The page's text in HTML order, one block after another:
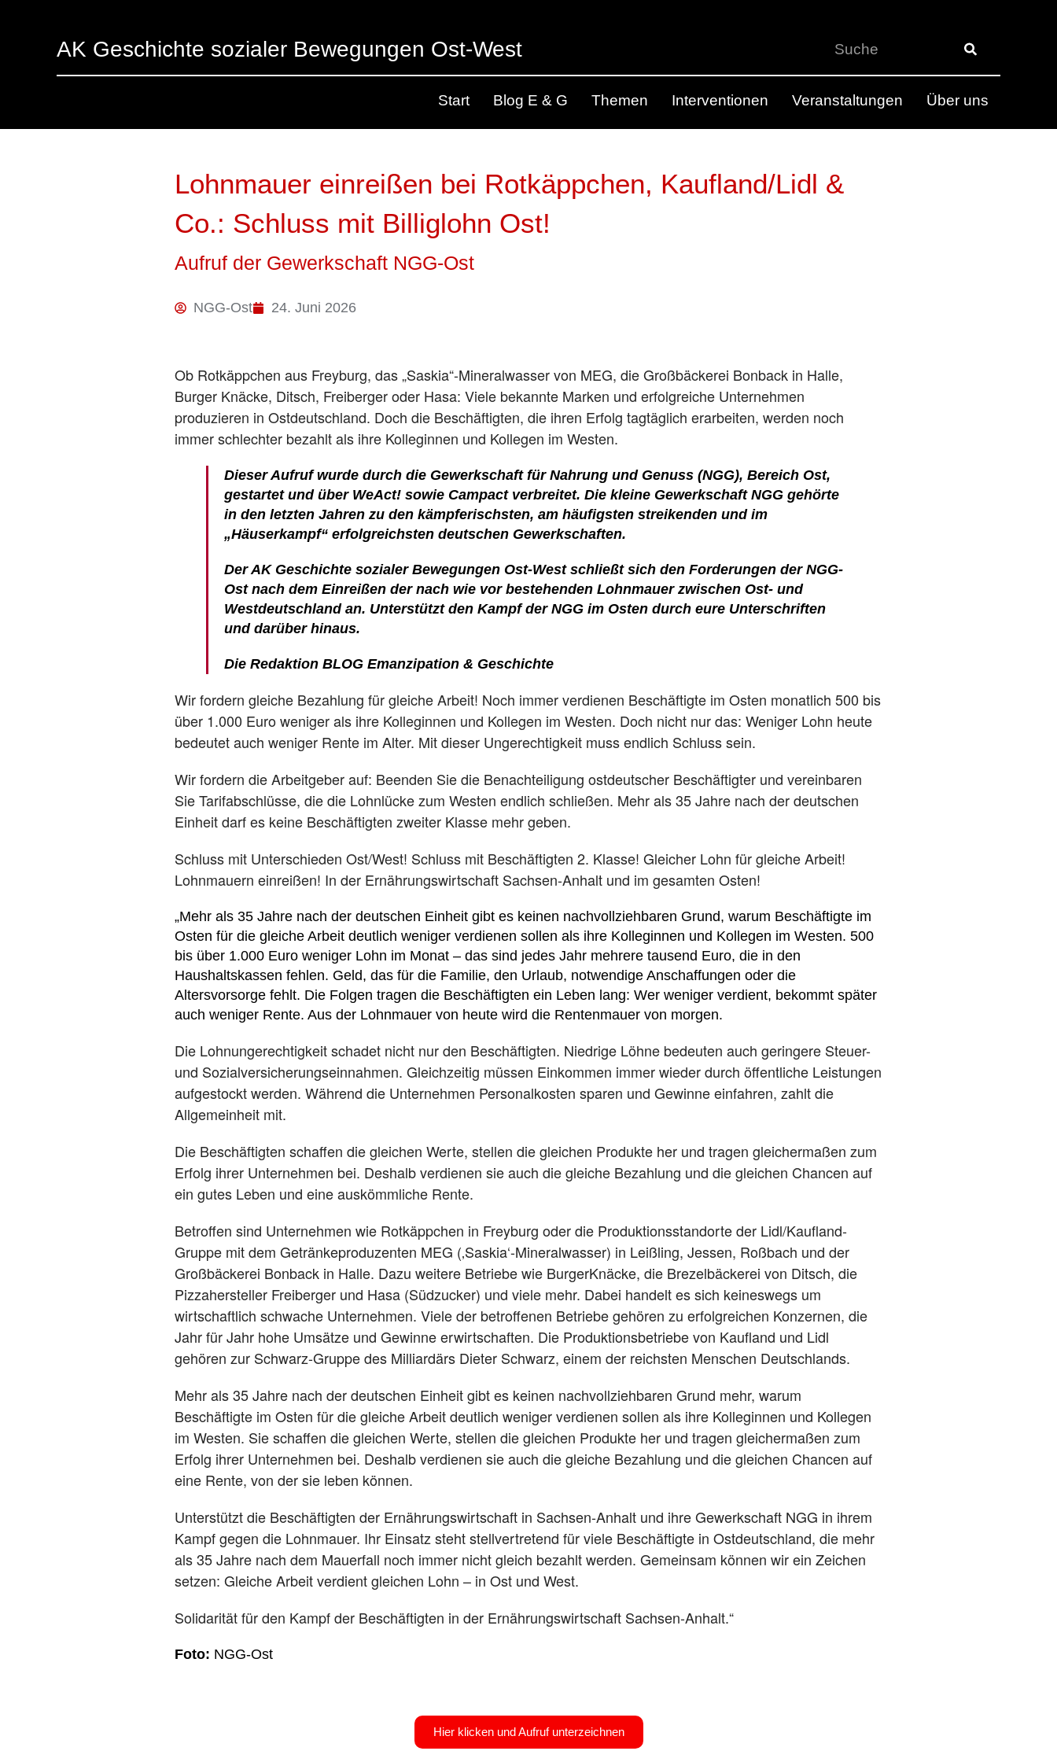
AK Geschichte sozialer Bewegungen Ost-West
Start Blog E & G Themen Interventionen Veranstaltungen Über uns
Lohnmauer einreißen bei Rotkäppchen, Kaufland/Lidl &
Co.: Schluss mit Billiglohn Ost!
Aufruf der Gewerkschaft NGG-Ost
NGG-Ost 24. Juni 2026
Ob Rotkäppchen aus Freyburg, das „Saskia“-Mineralwasser von MEG, die Großbäckerei Bonback in Halle,
Burger Knäcke, Ditsch, Freiberger oder Hasa: Viele bekannte Marken und erfolgreiche Unternehmen
produzieren in Ostdeutschland. Doch die Beschäftigten, die ihren Erfolg tagtäglich erarbeiten, werden noch
immer schlechter bezahlt als ihre Kolleginnen und Kollegen im Westen.
Dieser Aufruf wurde durch die Gewerkschaft für Nahrung und Genuss (NGG), Bereich Ost,
gestartet und über WeAct! sowie Campactverbreitet. Die kleine Gewerkschaft NGG gehörte
in den letzten Jahren zu den kämpferischsten, am häufigsten streikenden und im
„Häuserkampf“ erfolgreichsten deutschen Gewerkschaften.
Der AK Geschichte sozialer Bewegungen Ost-West schließt sich den Forderungen der NGG-
Ost nach dem Einreißen der nach wie vor bestehenden Lohnmauer zwischen Ost- und
Westdeutschland an. Unterstützt den Kampf der NGG im Osten durch eure Unterschriften
und darüber hinaus.
Die Redaktion BLOG Emanzipation & Geschichte
Wir fordern gleiche Bezahlung für gleiche Arbeit! Noch immer verdienen Beschäftigte im Osten monatlich 500 bis
über 1.000 Euro weniger als ihre Kolleginnen und Kollegen im Westen. Doch nicht nur das: Weniger Lohn heute
bedeutet auch weniger Rente im Alter. Mit dieser Ungerechtigkeit muss endlich Schluss sein.
Wir fordern die Arbeitgeber auf: Beenden Sie die Benachteiligung ostdeutscher Beschäftigter und vereinbaren
Sie Tarifabschlüsse, die die Lohnlücke zum Westen endlich schließen. Mehr als 35 Jahre nach der deutschen
Einheit darf es keine Beschäftigten zweiter Klasse mehr geben.
Schluss mit Unterschieden Ost/West! Schluss mit Beschäftigten 2. Klasse! Gleicher Lohn für gleiche Arbeit!
Lohnmauern einreißen! In der Ernährungswirtschaft Sachsen-Anhalt und im gesamten Osten!
„Mehr als 35 Jahre nach der deutschen Einheit gibt es keinen nachvollziehbaren Grund, warum Beschäftigte im
Osten für die gleiche Arbeit deutlich weniger verdienen sollen als ihre Kolleginnen und Kollegen im Westen. 500
bis über 1.000 Euro weniger Lohn im Monat – das sind jedes Jahr mehrere tausend Euro, die in den
Haushaltskassen fehlen. Geld, das für die Familie, den Urlaub, notwendige Anschaffungen oder die
Altersvorsorge fehlt. Die Folgen tragen die Beschäftigten ein Leben lang: Wer weniger verdient, bekommt später
auch weniger Rente. Aus der Lohnmauer von heute wird die Rentenmauer von morgen.
Die Lohnungerechtigkeit schadet nicht nur den Beschäftigten. Niedrige Löhne bedeuten auch geringere Steuer-
und Sozialversicherungseinnahmen. Gleichzeitig müssen Einkommen immer wieder durch öffentliche Leistungen
aufgestockt werden. Während die Unternehmen Personalkosten sparen und Gewinne einfahren, zahlt die
Allgemeinheit mit.
Die Beschäftigten schaffen die gleichen Werte, stellen die gleichen Produkte her und tragen gleichermaßen zum
Erfolg ihrer Unternehmen bei. Deshalb verdienen sie auch die gleiche Bezahlung und die gleichen Chancen auf
ein gutes Leben und eine auskömmliche Rente.
Betroffen sind Unternehmen wie Rotkäppchen in Freyburg oder die Produktionsstandorte der Lidl/Kaufland-
Gruppe mit dem Getränkeproduzenten MEG (‚Saskia‘-Mineralwasser) in Leißling, Jessen, Roßbach und der
Großbäckerei Bonback in Halle. Dazu weitere Betriebe wie BurgerKnäcke, die Brezelbäckerei von Ditsch, die
Pizzahersteller Freiberger und Hasa (Südzucker) und viele mehr. Dabei handelt es sich keineswegs um
wirtschaftlich schwache Unternehmen. Viele der betroffenen Betriebe gehören zu erfolgreichen Konzernen, die
Jahr für Jahr hohe Umsätze und Gewinne erwirtschaften. Die Produktionsbetriebe von Kaufland und Lidl
gehören zur Schwarz-Gruppe des Milliardärs Dieter Schwarz, einem der reichsten Menschen Deutschlands.
Mehr als 35 Jahre nach der deutschen Einheit gibt es keinen nachvollziehbaren Grund mehr, warum
Beschäftigte im Osten für die gleiche Arbeit deutlich weniger verdienen sollen als ihre Kolleginnen und Kollegen
im Westen. Sie schaffen die gleichen Werte, stellen die gleichen Produkte her und tragen gleichermaßen zum
Erfolg ihrer Unternehmen bei. Deshalb verdienen sie auch die gleiche Bezahlung und die gleichen Chancen auf
eine Rente, von der sie leben können.
Unterstützt die Beschäftigten der Ernährungswirtschaft in Sachsen-Anhalt und ihre Gewerkschaft NGG in ihrem
Kampf gegen die Lohnmauer. Ihr Einsatz steht stellvertretend für viele Beschäftigte in Ostdeutschland, die mehr
als 35 Jahre nach dem Mauerfall noch immer nicht gleich bezahlt werden. Gemeinsam können wir ein Zeichen
setzen: Gleiche Arbeit verdient gleichen Lohn – in Ost und West.
Solidarität für den Kampf der Beschäftigten in der Ernährungswirtschaft Sachsen-Anhalt.“
Foto: NGG-Ost
Hier klicken und Aufruf unterzeichnen